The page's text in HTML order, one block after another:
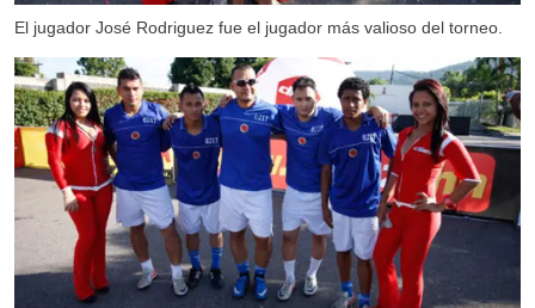
El jugador José Rodriguez fue el jugador más valioso del torneo.